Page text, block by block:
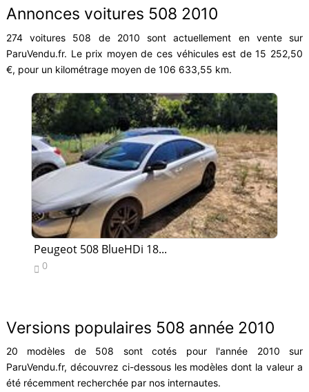
Annonces voitures 508 2010
274 voitures 508 de 2010 sont actuellement en vente sur
ParuVendu.fr. Le prix moyen de ces véhicules est de 15 252,50
€, pour un kilométrage moyen de 106 633,55 km.
Peugeot 508 BlueHDi 18...
 0
Versions populaires 508 année 2010
20 modèles de 508 sont cotés pour l'année 2010 sur
ParuVendu.fr, découvrez ci-dessous les modèles dont la valeur a
été récemment recherchée par nos internautes.